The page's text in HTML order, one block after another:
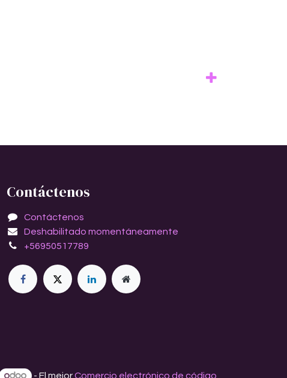
Contáctenos
Contáctenos
Deshabilitado momentáneamente
+56950517789
- El mejorComercio electrónico de código